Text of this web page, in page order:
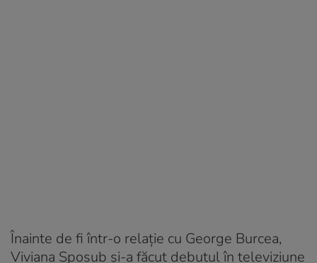
Înainte de fi într-o relație cu George Burcea,
Viviana Sposub și-a făcut debutul în televiziune